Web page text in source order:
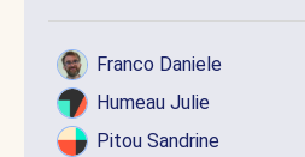
Franco Daniele
Humeau Julie
Pitou Sandrine